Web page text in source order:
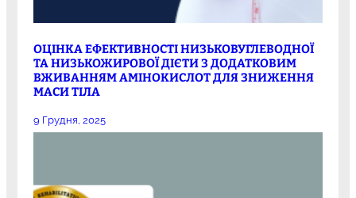
ОЦІНКА ЕФЕКТИВНОСТІ НИЗЬКОВУГЛЕВОДНОЇ
ТА НИЗЬКОЖИРОВОЇ ДІЄТИ З ДОДАТКОВИМ
ВЖИВАННЯМ АМІНОКИСЛОТ ДЛЯ ЗНИЖЕННЯ
МАСИ ТІЛА
9 Грудня, 2025